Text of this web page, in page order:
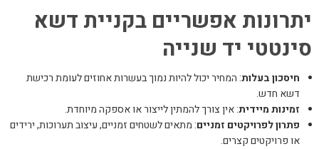
יתרונות אפשריים בקניית דשא
סינטטי יד שנייה
חיסכון בעלות: המחיר יכול להיות נמוך בעשרות אחוזים לעומת רכישת
דשא חדש.
זמינות מיידית: אין צורך להמתין לייצור או אספקה מיוחדת.
פתרון לפרויקטים זמניים: מתאים לשטחים זמניים, עיצוב תערוכות, ירידים
או פרויקטים קצרים.